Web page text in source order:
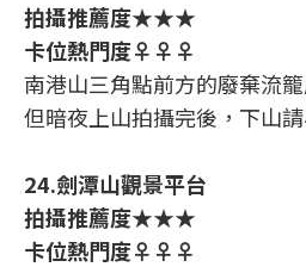
拍攝推薦度★★★
卡位熱門度♀♀♀
南港山三角點前方的廢棄流
但暗夜上山拍攝完後，下山
24.劍潭山觀景平台
拍攝推薦度★★★
卡位熱門度♀♀♀